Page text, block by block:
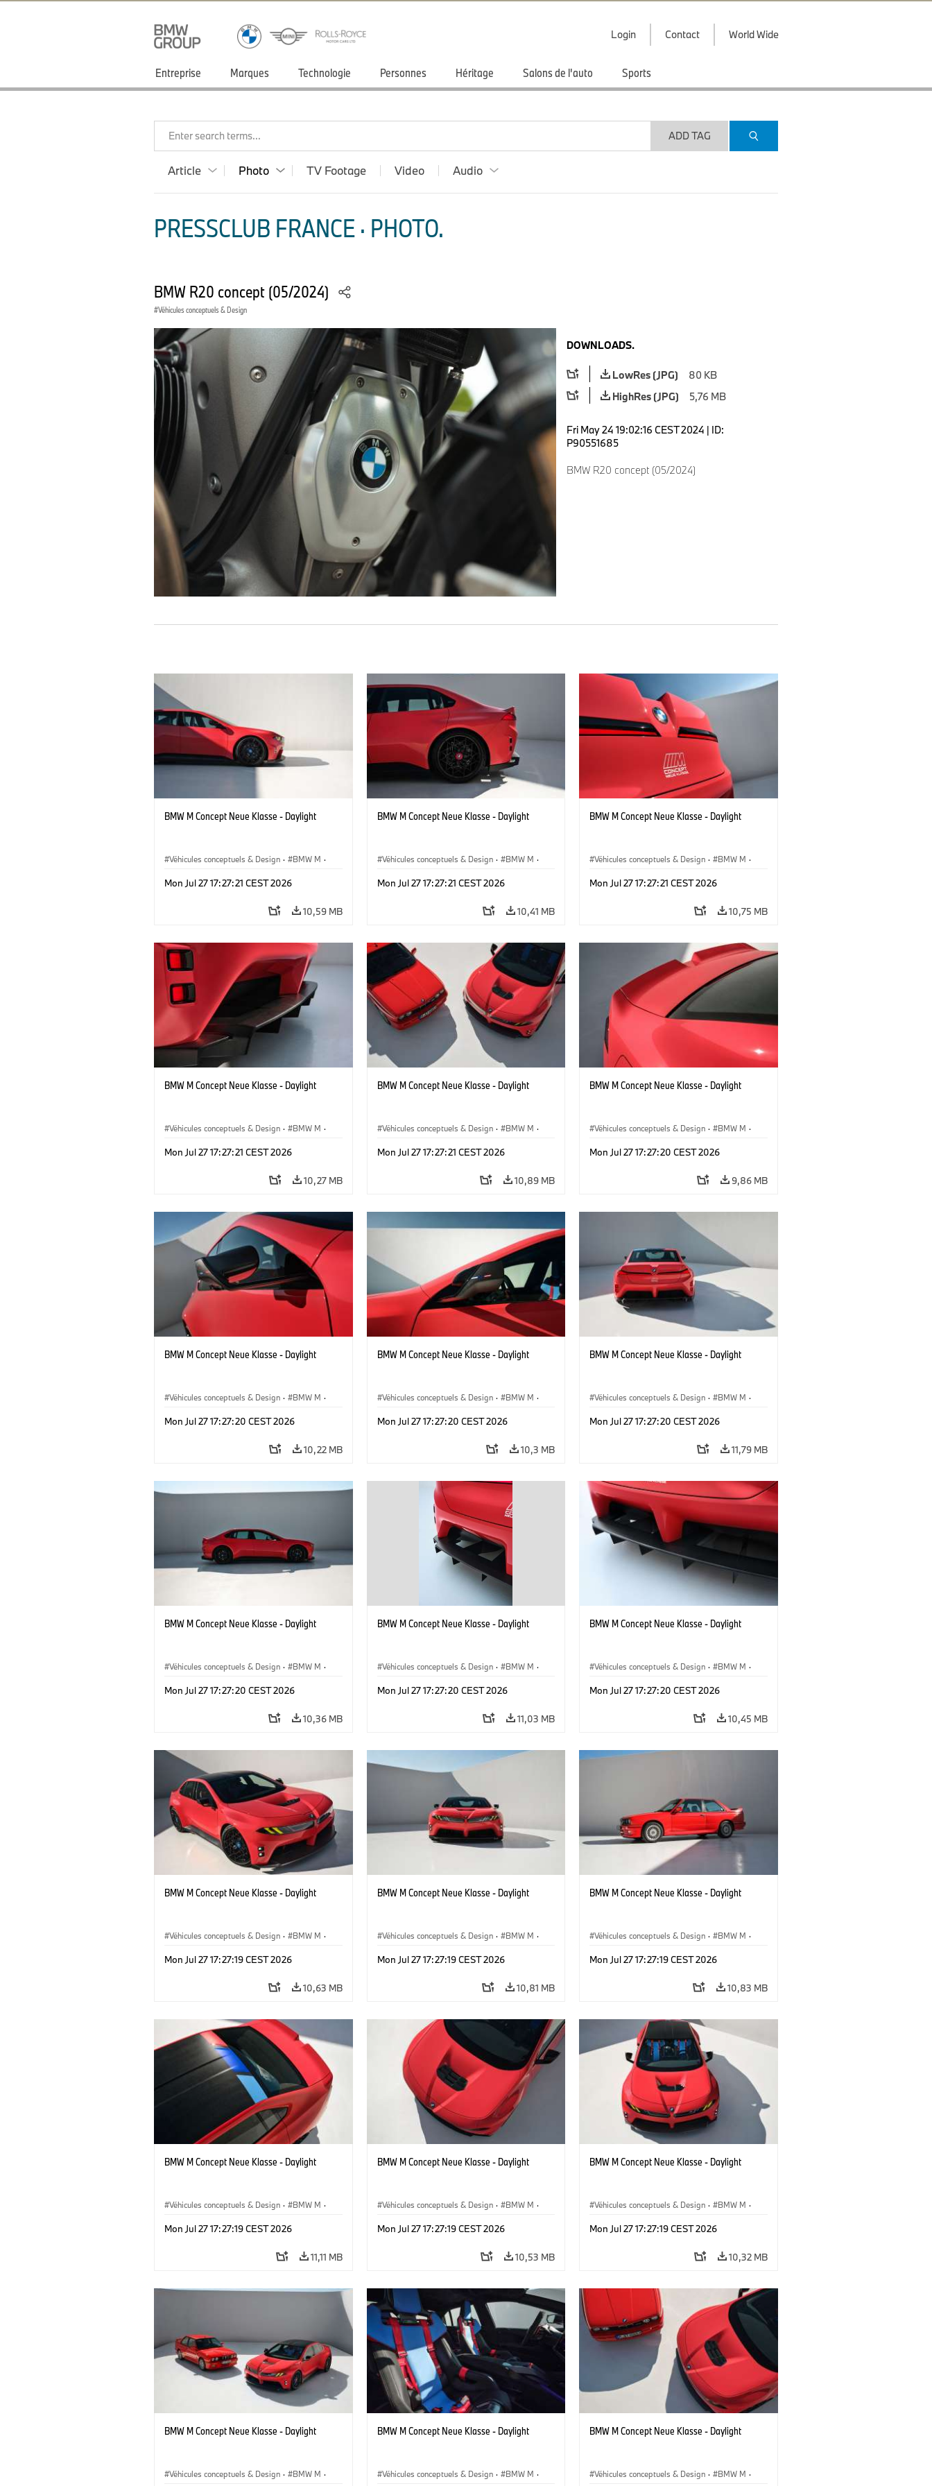
Login Contact World Wide
Entreprise Marques Technologie Personnes Héritage Salons de l'auto Sports
Enter search terms... ADD TAG
Article Photo TV Footage Video Audio
PRESSCLUB FRANCE · PHOTO.
BMW R20 concept (05/2024)
Véhicules conceptuels & Design
DOWNLOADS.
LowRes (JPG)
80 KB
HighRes (JPG)
5,76 MB
Fri May 24 19:02:16 CEST 2024 | ID:
P90551685
BMW R20 concept (05/2024)
BMW M Concept Neue Klasse - Daylight
Véhicules conceptuels & Design · BMW M ·
Mon Jul 27 17:27:21 CEST 2026
10,59 MB
BMW M Concept Neue Klasse - Daylight
Véhicules conceptuels & Design · BMW M ·
Mon Jul 27 17:27:21 CEST 2026
10,41 MB
BMW M Concept Neue Klasse - Daylight
Véhicules conceptuels & Design · BMW M ·
Mon Jul 27 17:27:21 CEST 2026
10,75 MB
BMW M Concept Neue Klasse - Daylight
Véhicules conceptuels & Design · BMW M ·
Mon Jul 27 17:27:21 CEST 2026
10,27 MB
BMW M Concept Neue Klasse - Daylight
Véhicules conceptuels & Design · BMW M ·
Mon Jul 27 17:27:21 CEST 2026
10,89 MB
BMW M Concept Neue Klasse - Daylight
Véhicules conceptuels & Design · BMW M ·
Mon Jul 27 17:27:20 CEST 2026
9,86 MB
BMW M Concept Neue Klasse - Daylight
Véhicules conceptuels & Design · BMW M ·
Mon Jul 27 17:27:20 CEST 2026
10,22 MB
BMW M Concept Neue Klasse - Daylight
Véhicules conceptuels & Design · BMW M ·
Mon Jul 27 17:27:20 CEST 2026
10,3 MB
BMW M Concept Neue Klasse - Daylight
Véhicules conceptuels & Design · BMW M ·
Mon Jul 27 17:27:20 CEST 2026
11,79 MB
BMW M Concept Neue Klasse - Daylight
Véhicules conceptuels & Design · BMW M ·
Mon Jul 27 17:27:20 CEST 2026
10,36 MB
BMW M Concept Neue Klasse - Daylight
Véhicules conceptuels & Design · BMW M ·
Mon Jul 27 17:27:20 CEST 2026
11,03 MB
BMW M Concept Neue Klasse - Daylight
Véhicules conceptuels & Design · BMW M ·
Mon Jul 27 17:27:20 CEST 2026
10,45 MB
BMW M Concept Neue Klasse - Daylight
Véhicules conceptuels & Design · BMW M ·
Mon Jul 27 17:27:19 CEST 2026
10,63 MB
BMW M Concept Neue Klasse - Daylight
Véhicules conceptuels & Design · BMW M ·
Mon Jul 27 17:27:19 CEST 2026
10,81 MB
BMW M Concept Neue Klasse - Daylight
Véhicules conceptuels & Design · BMW M ·
Mon Jul 27 17:27:19 CEST 2026
10,83 MB
BMW M Concept Neue Klasse - Daylight
Véhicules conceptuels & Design · BMW M ·
Mon Jul 27 17:27:19 CEST 2026
11,11 MB
BMW M Concept Neue Klasse - Daylight
Véhicules conceptuels & Design · BMW M ·
Mon Jul 27 17:27:19 CEST 2026
10,53 MB
BMW M Concept Neue Klasse - Daylight
Véhicules conceptuels & Design · BMW M ·
Mon Jul 27 17:27:19 CEST 2026
10,32 MB
BMW M Concept Neue Klasse - Daylight
Véhicules conceptuels & Design · BMW M ·
BMW M Concept Neue Klasse - Daylight
Véhicules conceptuels & Design · BMW M ·
BMW M Concept Neue Klasse - Daylight
Véhicules conceptuels & Design · BMW M ·